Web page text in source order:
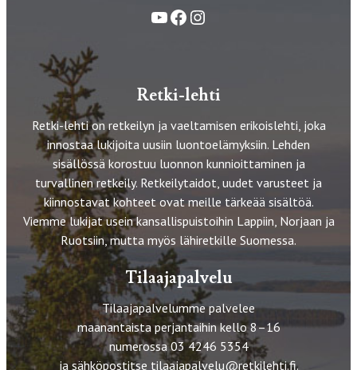
YouTube
FacebookInstagram
Retki-lehti
Retki-lehti on retkeilyn ja vaeltamisen erikoislehti, joka
innostaa lukijoita uusiin luontoelämyksiin. Lehden
sisällössä korostuu luonnon kunnioittaminen ja
turvallinen retkeily. Retkeilytaidot, uudet varusteet ja
kiinnostavat kohteet ovat meille tärkeää sisältöä.
Viemme lukijat usein kansallispuistoihin Lappiin, Norjaan ja
Ruotsiin, mutta myös lähiretkille Suomessa.
Tilaajapalvelu
Tilaajapalvelumme palvelee
maanantaista perjantaihin kello 8–16
numerossa 03 4246 5354
ja sähköpostitse tilaajapalvelu@retkilehti.fi.